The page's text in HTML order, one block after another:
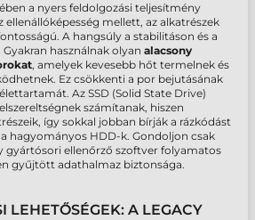
a nyers feldolgozási teljesítmény
ellenállóképesség mellett, az alkatrészek
A hangsúly a stabilitáson és a
Gyakran használnak olyan alacsony
, amelyek kevesebb hőt termelnek és
Ez csökkenti a por bejutásának
Az SSD (Solid State Drive)
számítanak, hiszen
így sokkal jobban bírják a rázkódást
hagyományos HDD-k. Gondoljon csak
gyártósori ellenőrző szoftver folyamatos
gyűjtött adathalmaz biztonsága.
LEHETŐSÉGEK: A LEGACY